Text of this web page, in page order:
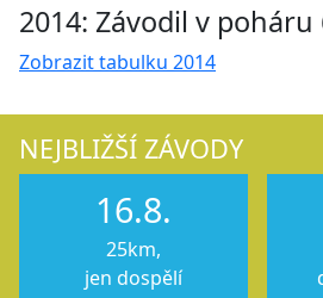
2014: Závodil v
Zobrazit tabulku 2014
NEJBLIŽŠÍ ZÁVODY
16.8.
25km,
jen dospělí